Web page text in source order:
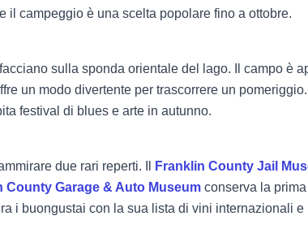
campeggio è una scelta popolare fino a ottobre.
sulla sponda orientale del lago. Il campo è
un modo divertente per trascorrere un
festival di blues e arte in autunno.
due rari reperti. Il
Franklin County Jail
County Garage & Auto Museum conserva la
i buongustai con la sua lista di vini internazionali e